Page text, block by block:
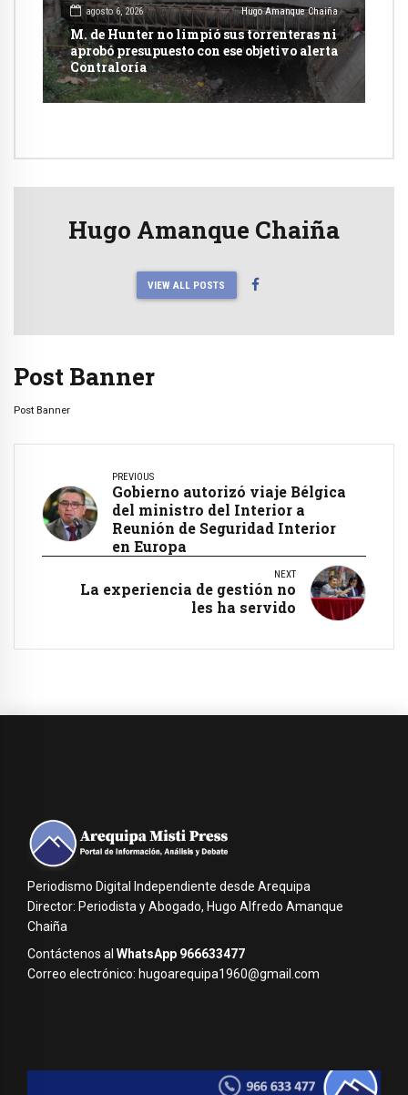
agosto 6, 2026 Hugo Amanque Chaiña
M. de Hunter no limpió sus torrenteras ni
aprobó presupuesto con ese objetivo alerta
Contraloría
Hugo Amanque Chaiña
VIEW ALL POSTS
Post Banner
Post Banner
PREVIOUS
Gobierno autorizó viaje Bélgica
del ministro del Interior a
Reunión de Seguridad Interior
en Europa
NEXT
La experiencia de gestión no
les ha servido
Periodismo Digital Independiente desde Arequipa
Director: Periodista y Abogado, Hugo Alfredo Amanque
Chaiña
Contáctenos al WhatsApp 966633477
Correo electrónico: hugoarequipa1960@gmail.com